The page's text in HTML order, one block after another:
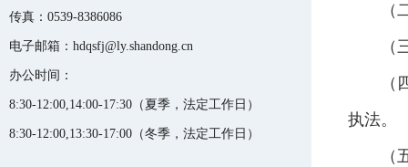
传真：0539-8386086
电子邮箱： hdqsfj@ly.shandong.cn
办公时间：
8:30-12:00,14:00-17:30（夏季，法定工作日）
8:30-12:00,13:30-17:00（冬季，法定工作日）
执法。